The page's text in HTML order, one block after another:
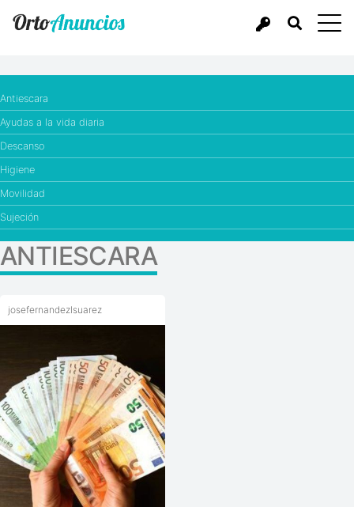
Antiescara
Ayudas a la vida diaria
Descanso
Higiene
Movilidad
Sujeción
ANTIESCARA
josefernandezlsuarez